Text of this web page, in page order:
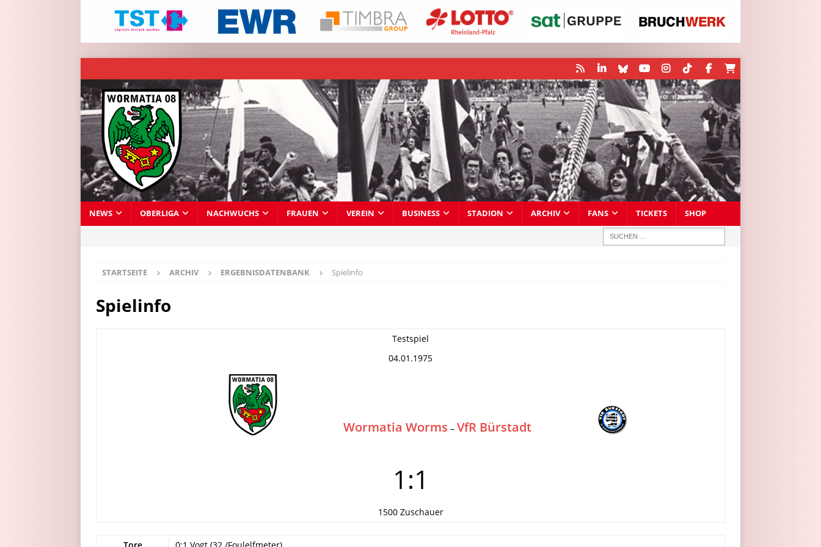
NEWS OBERLIGA NACHWUCHS FRAUEN VEREIN BUSINESS STADION ARCHIV FANS TICKETS SHOP
STARTSEITE ARCHIV ERGEBNISDATENBANK Spielinfo
Spielinfo
Testspiel
04.01.1975
Wormatia Worms – VfR Bürstadt
1:1
1500 Zuschauer